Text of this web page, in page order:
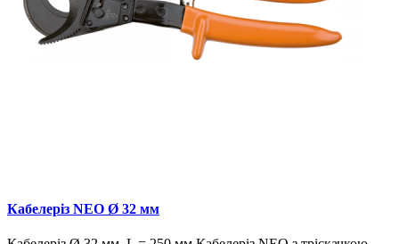
Кабелеріз NEO Ø 32 мм